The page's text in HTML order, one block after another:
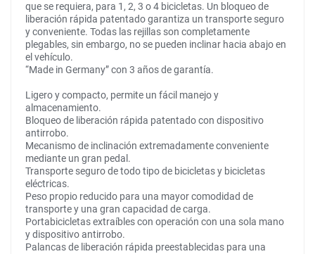
que se requiera, para 1, 2, 3 o 4 bicicletas. Un bloqueo de
liberación rápida patentado garantiza un transporte seguro
y conveniente. Todas las rejillas son completamente
plegables, sin embargo, no se pueden inclinar hacia abajo en
el vehículo.
“Made in Germany” con 3 años de garantía.
Ligero y compacto, permite un fácil manejo y
almacenamiento.
Bloqueo de liberación rápida patentado con dispositivo
antirrobo.
Mecanismo de inclinación extremadamente conveniente
mediante un gran pedal.
Transporte seguro de todo tipo de bicicletas y bicicletas
eléctricas.
Peso propio reducido para una mayor comodidad de
transporte y una gran capacidad de carga.
Portabicicletas extraíbles con operación con una sola mano
y dispositivo antirrobo.
Palancas de liberación rápida preestablecidas para una